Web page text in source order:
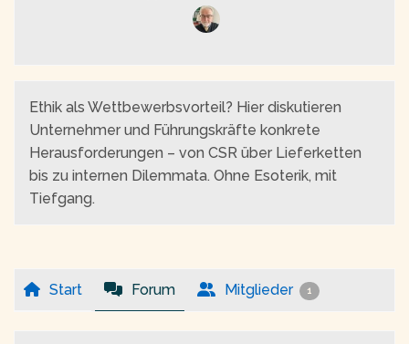
Ethik als Wettbewerbsvorteil? Hier diskutieren
Unternehmer und Führungskräfte konkrete
Herausforderungen – von CSR über Lieferketten
bis zu internen Dilemmata. Ohne Esoterik, mit
Tiefgang.
Start Forum Mitglieder 1